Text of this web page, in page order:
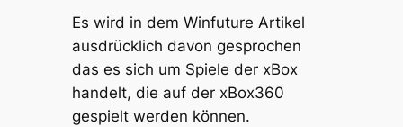
Es wird in dem Winfuture Artikel
ausdrücklich davon gesprochen
das es sich um Spiele der xBox
handelt, die auf der xBox360
gespielt werden können.